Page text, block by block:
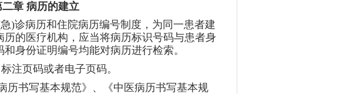
二章 病历的建立
)诊病历和住院病历编号制度，为同一患者建
的医疗机构，应当将病历标识号码与患者身
身份证明编号均能对病历进行检索。
注页码或者电子页码。
历书写基本规范》、《中医病历书写基本规